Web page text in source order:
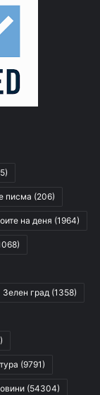
писма (206)
на деня (1964)
Зелен град (1358)
(9791)
(54304)